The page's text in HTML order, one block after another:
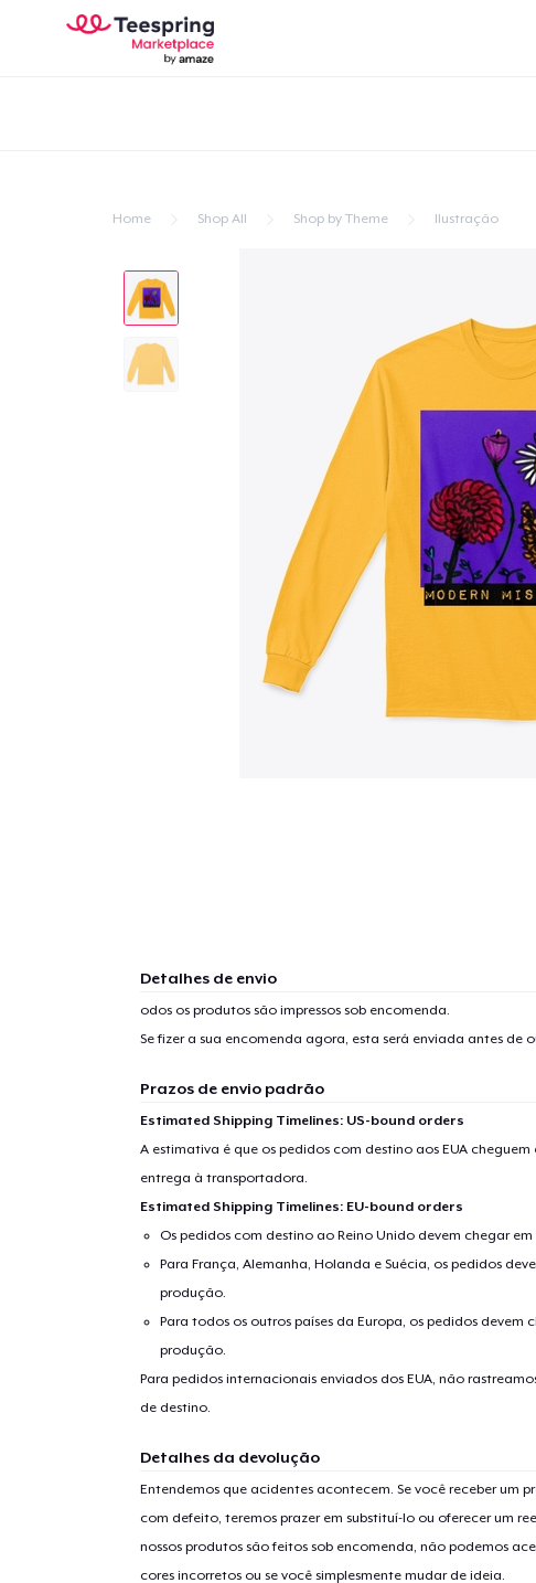
Home Shop All Shop by Theme Ilustração
Detalhes de envio
odos os produtos são impressos sob encomenda.
Se fizer a sua encomenda agora, esta será enviada antes de
Prazos de envio padrão
Estimated Shipping Timelines: US-bound orders
A estimativa é que os pedidos com destino aos EUA
entrega à transportadora.
Estimated Shipping Timelines: EU-bound orders
Os pedidos com destino ao Reino Unido devem chegar em
Para França, Alemanha, Holanda e Suécia, os pedidos
produção.
Para todos os outros países da Europa, os pedidos devem
produção.
Para pedidos internacionais enviados dos EUA, não
de destino.
Detalhes da devolução
Entendemos que acidentes acontecem. Se você receber um
com defeito, teremos prazer em substituí-lo ou oferecer um
nossos produtos são feitos sob encomenda, não podemos
cores incorretos ou se você simplesmente mudar de ideia.